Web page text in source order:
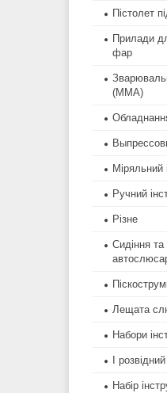
Пістолет
Прилади
фар
(MMA)
Міряльний
Ручний
Різне
Сидіння
Лещата
Набори
І
Набір